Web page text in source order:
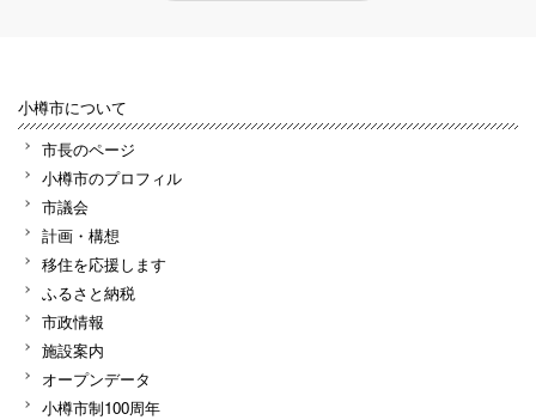
小樽市について
市長のページ
小樽市のプロフィル
市議会
計画・構想
移住を応援します
ふるさと納税
市政情報
施設案内
オープンデータ
小樽市制100周年